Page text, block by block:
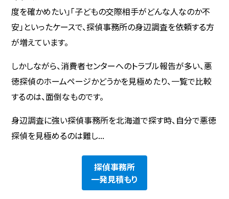
度を確かめたい」「子どもの交際相手がどんな人なのか不
安」といったケースで、探偵事務所の身辺調査を依頼する方
が増えています。
しかしながら、消費者センターへのトラブル報告が多い、悪
徳探偵のホームページかどうかを見極めたり、一覧で比較
するのは、面倒なものです。
身辺調査に強い探偵事務所を北海道で探す時、自分で悪徳
探偵を見極めるのは難し...
探偵事務所
一発見積もり